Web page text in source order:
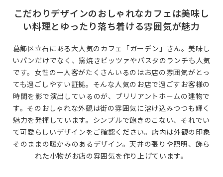
こだわりデザインのおしゃれなカフェは美味し
い料理とゆったり落ち着ける雰囲気が魅力
葛飾区立石にある大人気のカフェ「ガーデン」さん。美味し
いパンだけでなく、窯焼きピッツァやパスタのランチも人気
です。女性の一人客がたくさんいるのはお店の雰囲気がとっ
ても過ごしやすい証拠。そんな人気のお店で過ごすお客様の
時間を影で演出しているのが、ブリリアントホームの建物で
す。そのおしゃれな外観は街の雰囲気に溶け込みつつも輝く
魅力を発揮しています。シンプルで飽きのこない、それでい
て可愛らしいデザインをご確認ください。店内は外観の印象
そのままの暖かみのあるデザイン。天井の張りや照明、飾ら
れた小物がお店の雰囲気を作り上げています。